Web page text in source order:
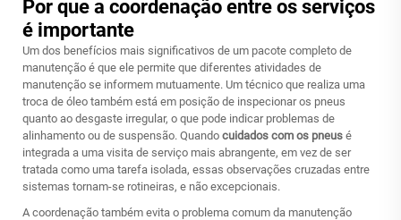
Por que a coordenação entre os serviços
é importante
Um dos benefícios mais significativos de um pacote completo de
manutenção é que ele permite que diferentes atividades de
manutenção se informem mutuamente. Um técnico que realiza uma
troca de óleo também está em posição de inspecionar os pneus
quanto ao desgaste irregular, o que pode indicar problemas de
alinhamento ou de suspensão. Quando cuidados com os pneus é
integrada a uma visita de serviço mais abrangente, em vez de ser
tratada como uma tarefa isolada, essas observações cruzadas entre
sistemas tornam-se rotineiras, e não excepcionais.
A coordenação também evita o problema comum da manutenção